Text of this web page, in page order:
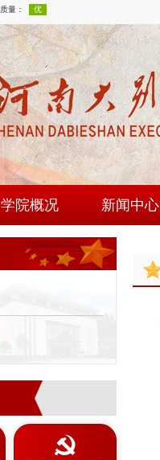
学院概况
学院简介
现任领导
新闻中心
通知公告